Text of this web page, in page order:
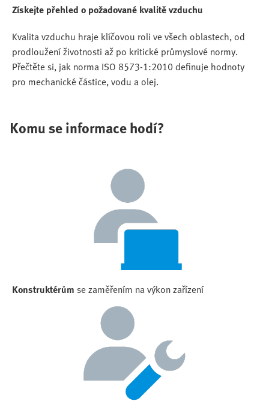
Získejte přehled o požadované kvalitě vzduchu
Kvalita vzduchu hraje klíčovou roli ve všech oblastech, od
prodloužení životnosti až po kritické průmyslové normy.
Přečtěte si, jak norma ISO 8573-1:2010 definuje hodnoty
pro mechanické částice, vodu a olej.
Komu se informace hodí?
Konstruktérům se zaměřením na výkon zařízení